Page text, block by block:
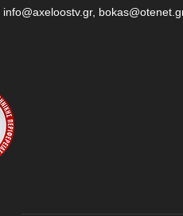
info@axeloostv.gr,